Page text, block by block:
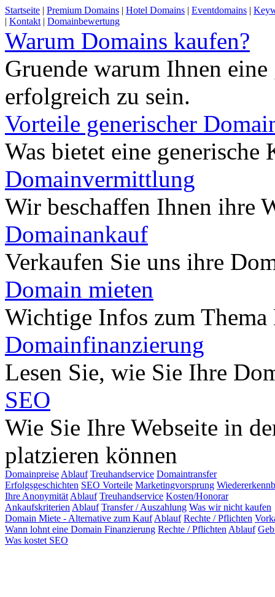
Startseite | Premium Domains | Hotel Domains | Eventdomains |
| Kontakt | Domainbewertung
Warum Domains kaufen?
Gruende warum Ihnen
erfolgreich zu sein.
Vorteile generischer
Was bietet eine
Domainvermittlung
Wir beschaffen Ihnen ihre
Domainankauf
Verkaufen Sie uns ihre
Domain mieten
Wichtige Infos zum
Domainfinanzierung
Lesen Sie, wie Sie Ihre
SEO
Wie Sie Ihre Webseite in
platzieren können
Domainpreise Ablauf Treuhandservice Domaintransfer
Erfolgsgeschichten SEO Vorteile Marketingvorsprung
Ihre Anonymität Ablauf Treuhandservice Kosten/Honorar
Ankaufskriterien Ablauf Transfer / Auszahlung Was wir nicht kaufen
Domain Miete - Alternative zum Kauf Ablauf Rechte / Pflichten
Wann lohnt eine Domain Finanzierung Rechte / Pflichten Ablauf
Was kostet SEO